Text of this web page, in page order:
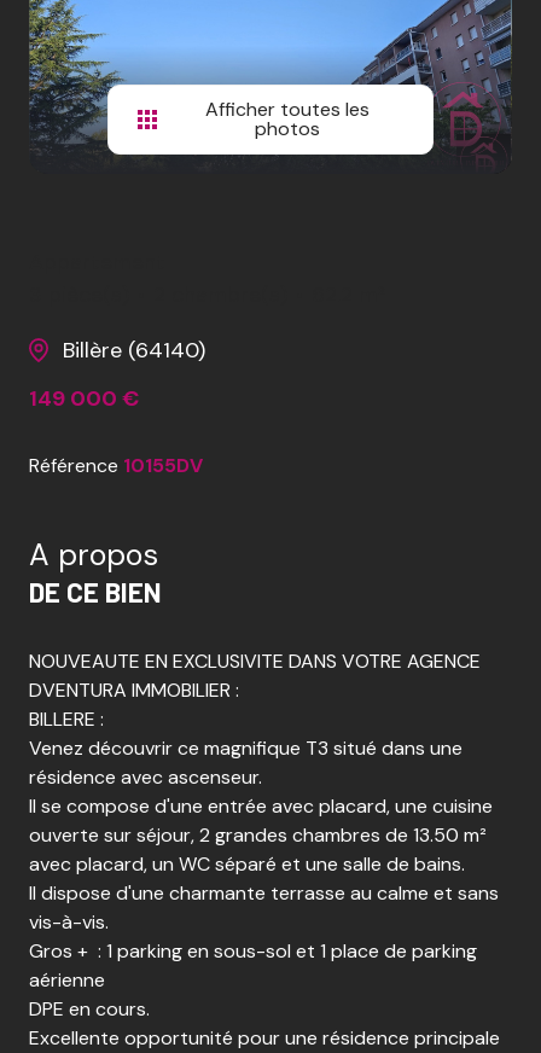
CONTACTEZ-
NOUS
REJOIGNEZ-
NOUS
Afficher toutes les
photos
Billère (64140)
149 000 €
Référence 10155DV
A propos
DE CE BIEN
NOUVEAUTE EN EXCLUSIVITE DANS VOTRE AGENCE
DVENTURA IMMOBILIER :
BILLERE :
Venez découvrir ce magnifique T3 situé dans une
résidence avec ascenseur.
Il se compose d'une entrée avec placard, une cuisine
ouverte sur séjour, 2 grandes chambres de 13.50 m²
avec placard, un WC séparé et une salle de bains.
Il dispose d'une charmante terrasse au calme et sans
vis-à-vis.
Gros + : 1 parking en sous-sol et 1 place de parking
aérienne
DPE en cours.
Excellente opportunité pour une résidence principale